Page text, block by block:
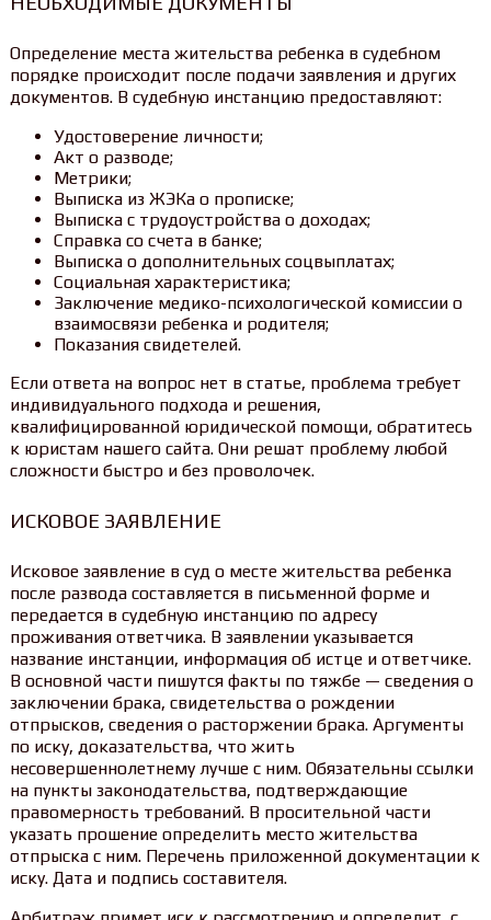
Определение места жительства ребенка в судебном
порядке происходит после подачи заявления и других
документов. В судебную инстанцию предоставляют:
Удостоверение личности;
Акт о разводе;
Метрики;
Выписка из ЖЭКа о прописке;
Выписка с трудоустройства о доходах;
Справка со счета в банке;
Выписка о дополнительных соцвыплатах;
Социальная характеристика;
Заключение медико-психологической комиссии о
взаимосвязи ребенка и родителя;
Показания свидетелей.
Если ответа на вопрос нет в статье, проблема требует
индивидуального подхода и решения,
квалифицированной юридической помощи, обратитесь
к юристам нашего сайта. Они решат проблему любой
сложности быстро и без проволочек.
ИСКОВОЕ ЗАЯВЛЕНИЕ
Исковое заявление в суд о месте жительства ребенка
после развода составляется в письменной форме и
передается в судебную инстанцию по адресу
проживания ответчика. В заявлении указывается
название инстанции, информация об истце и ответчике.
В основной части пишутся факты по тяжбе — сведения о
заключении брака, свидетельства о рождении
отпрысков, сведения о расторжении брака. Аргументы
по иску, доказательства, что жить
несовершеннолетнему лучше с ним. Обязательны ссылки
на пункты законодательства, подтверждающие
правомерность требований. В просительной части
указать прошение определить место жительства
отпрыска с ним. Перечень приложенной документации к
иску. Дата и подпись составителя.